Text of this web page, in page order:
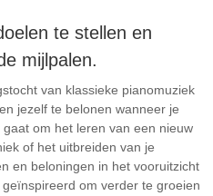
te stellen en
mijlpalen.
van klassieke pianomuziek
jezelf te belonen wanneer je
om het leren van een nieuw
of het uitbreiden van je
en beloningen in het vooruitzicht
om verder te groeien